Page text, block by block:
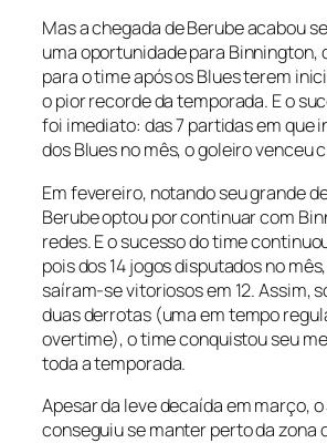
Mas a chegada de Berube acabou
uma oportunidade para Binnington,
para o time após os Blues terem
o pior recorde da temporada. E o
foi imediato: das 7 partidas em que
dos Blues no mês, o goleiro venceu
Em fevereiro, notando seu grande
Berube optou por continuar com
redes. E o sucesso do time
pois dos 14 jogos disputados no
saíram-se vitoriosos em 12. Assim,
duas derrotas (uma em tempo
overtime), o time conquistou seu
toda a temporada.
Apesar da leve decaída em março,
conseguiu se manter perto da zona